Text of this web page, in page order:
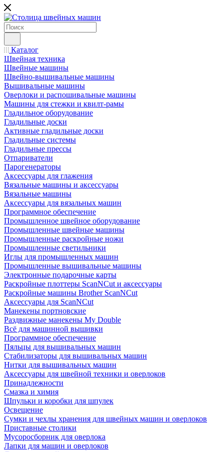
Каталог
Швейная техника
Швейные машины
Швейно-вышивальные машины
Вышивальные машины
Оверлоки и распошивальные машины
Машины для стежки и квилт-рамы
Гладильное оборудование
Гладильные доски
Активные гладильные доски
Гладильные системы
Гладильные прессы
Отпариватели
Парогенераторы
Аксессуары для глажения
Вязальные машины и аксессуары
Вязальные машины
Аксессуары для вязальных машин
Программное обеспечение
Промышленное швейное оборудование
Промышленные швейные машины
Промышленные раскройные ножи
Промышленные светильники
Иглы для промышленных машин
Промышленные вышивальные машины
Электронные подарочные карты
Раскройные плоттеры ScanNCut и аксессуары
Раскройные машины Brother ScanNCut
Аксессуары для ScanNCut
Манекены портновские
Раздвижные манекены My Double
Всё для машинной вышивки
Программное обеспечение
Пяльцы для вышивальных машин
Стабилизаторы для вышивальных машин
Нитки для вышивальных машин
Аксессуары для швейной техники и оверлоков
Принадлежности
Смазка и химия
Шпульки и коробки для шпулек
Освещение
Сумки и чехлы хранения для швейных машин и оверлоков
Приставные столики
Мусоросборник для оверлока
Лапки для машин и оверлоков